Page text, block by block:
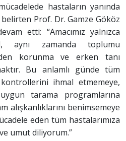
hastaların yanında
Prof. Dr. Gamze Gököz
etti: “Amacımız yalnızca
aynı zamanda toplumu
korunma ve erken tanı
Bu anlamlı günde tüm
ihmal etmemeye,
tarama programlarına
alışkanlıklarını benimsemeye
eden tüm hastalarımıza
umut diliyorum.”